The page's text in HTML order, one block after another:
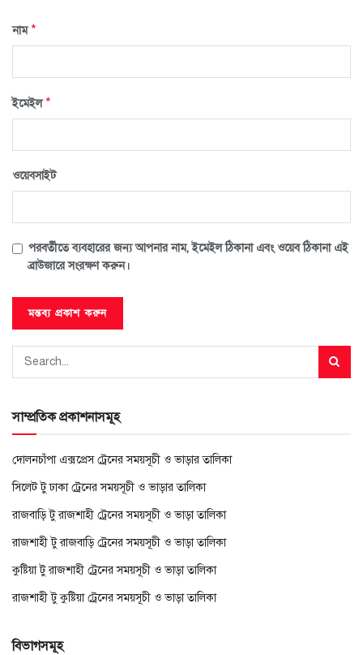
নাম*
ইমেইল*
ওয়েবসাইট
পরবর্তীতে ব্যবহারের জন্য আপনার নাম, ইমেইল ঠিকানা এবং ওয়েব ঠিকানা এই
ব্রাউজারে সংরক্ষণ করুন।
সাম্প্রতিক প্রকাশনাসমূহ
দোলনচাঁপা এক্সপ্রেস ট্রেনের সময়সূচী ও ভাড়ার তালিকা
সিলেট টু ঢাকা ট্রেনের সময়সূচী ও ভাড়ার তালিকা
রাজবাড়ি টু রাজশাহী ট্রেনের সময়সূচী ও ভাড়া তালিকা
রাজশাহী টু রাজবাড়ি ট্রেনের সময়সূচী ও ভাড়া তালিকা
কুষ্টিয়া টু রাজশাহী ট্রেনের সময়সূচী ও ভাড়া তালিকা
রাজশাহী টু কুষ্টিয়া ট্রেনের সময়সূচী ও ভাড়া তালিকা
বিভাগসমূহ